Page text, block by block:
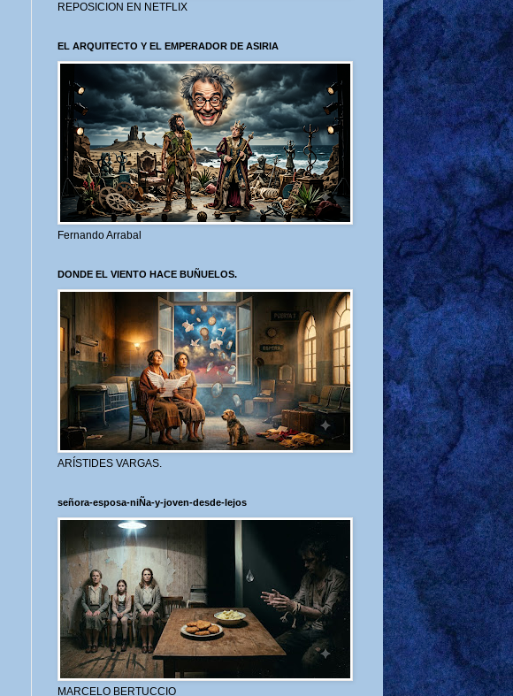
REPOSICION EN NETFLIX
EL ARQUITECTO Y EL EMPERADOR DE ASIRIA
Fernando Arrabal
DONDE EL VIENTO HACE BUÑUELOS.
ARÍSTIDES VARGAS.
señora-esposa-niÑa-y-joven-desde-lejos
MARCELO BERTUCCIO